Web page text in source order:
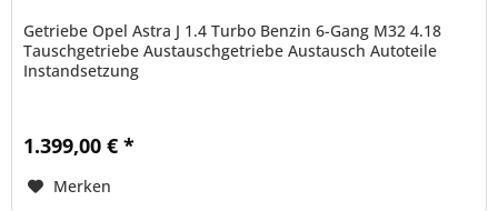
Getriebe Opel Astra J 1.4 Turbo Benzin 6-Gang M32 4.18
Tauschgetriebe Austauschgetriebe Austausch Autoteile
Instandsetzung
1.399,00 € *
Merken